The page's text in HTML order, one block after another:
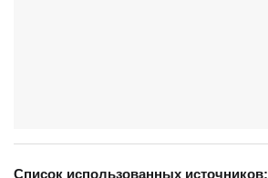
Список использованных источников: